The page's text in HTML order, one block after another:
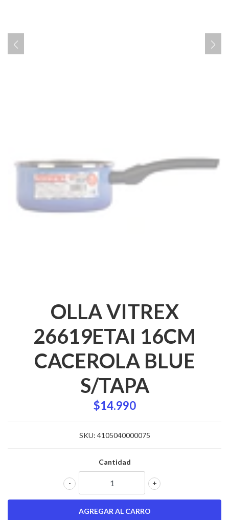
OLLA VITREX
26619ETAI 16CM
CACEROLA BLUE
S/TAPA
$14.990
SKU: 4105040000075
Cantidad
+
-